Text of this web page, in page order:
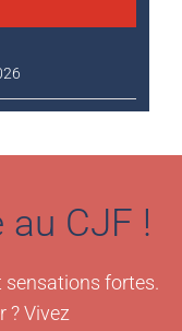
CJF !
sensations fortes.
? Vivez